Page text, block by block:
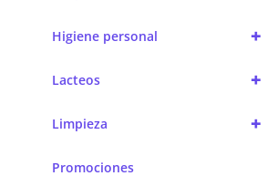
+
Higiene personal
+
Lacteos
+
Limpieza
Promociones